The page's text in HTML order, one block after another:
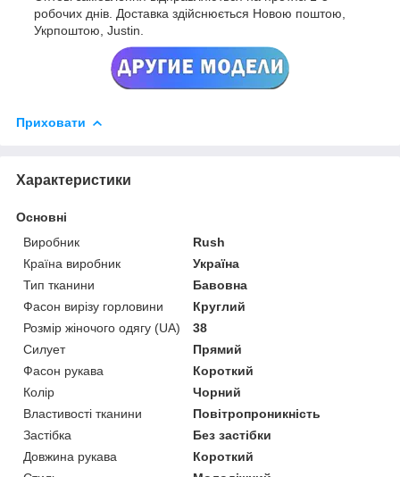
робочих днів. Доставка здійснюється Новою поштою,
Укрпоштою, Justin.
Приховати
Характеристики
Основні
Виробник
Rush
Країна виробник
Україна
Тип тканини
Бавовна
Фасон вирізу горловини
Круглий
Розмір жіночого одягу (UA)
38
Силует
Прямий
Фасон рукава
Короткий
Колір
Чорний
Властивості тканини
Повітропроникність
Застібка
Без застібки
Довжина рукава
Короткий